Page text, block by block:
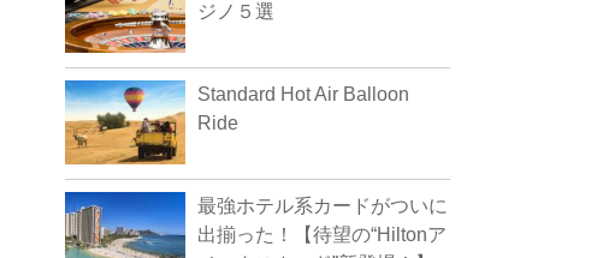
ジノ５選
Standard Hot Air Balloon
Ride
最強ホテル系カードがついに
出揃った！【待望の“Hiltonア